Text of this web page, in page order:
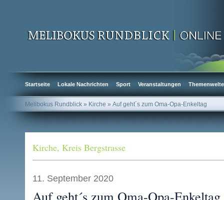
Startseite Lokale Nachrichten Sport Veranstaltungen
Melibokus Rundblick » Kirche » Auf geht´s zum Oma-Opa-Enkeltag
Kirche, Kreis Bergstrasse
11. September 2020
Auf geht´s zum Oma-Opa-Enkeltag